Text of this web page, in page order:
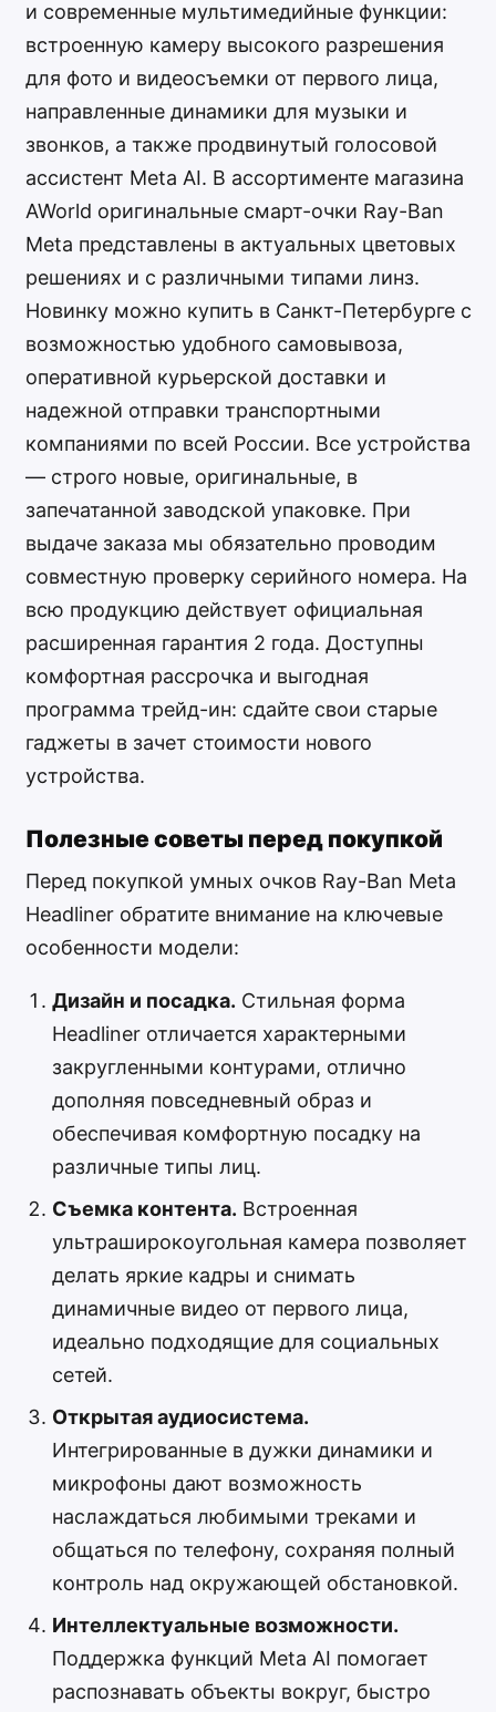
и современные мультимедийные функции:
встроенную камеру высокого разрешения
для фото и видеосъемки от первого лица,
направленные динамики для музыки и
звонков, а также продвинутый голосовой
ассистент Meta AI. В ассортименте магазина
AWorld оригинальные смарт-очки Ray-Ban
Meta представлены в актуальных цветовых
решениях и с различными типами линз.
Новинку можно купить в Санкт-Петербурге с
возможностью удобного самовывоза,
оперативной курьерской доставки и
надежной отправки транспортными
компаниями по всей России. Все устройства
— строго новые, оригинальные, в
запечатанной заводской упаковке. При
выдаче заказа мы обязательно проводим
совместную проверку серийного номера. На
всю продукцию действует официальная
расширенная гарантия 2 года. Доступны
комфортная рассрочка и выгодная
программа трейд-ин: сдайте свои старые
гаджеты в зачет стоимости нового
устройства.
Полезные советы перед покупкой
Перед покупкой умных очков Ray-Ban Meta
Headliner обратите внимание на ключевые
особенности модели:
Дизайн и посадка. Стильная форма
Headliner отличается характерными
закругленными контурами, отлично
дополняя повседневный образ и
обеспечивая комфортную посадку на
различные типы лиц.
Съемка контента. Встроенная
ультраширокоугольная камера позволяет
делать яркие кадры и снимать
динамичные видео от первого лица,
идеально подходящие для социальных
сетей.
Открытая аудиосистема.
Интегрированные в дужки динамики и
микрофоны дают возможность
наслаждаться любимыми треками и
общаться по телефону, сохраняя полный
контроль над окружающей обстановкой.
Интеллектуальные возможности.
Поддержка функций Meta AI помогает
распознавать объекты вокруг, быстро